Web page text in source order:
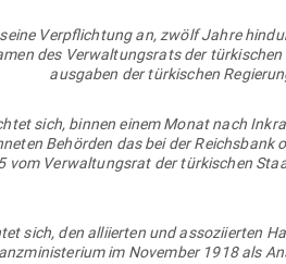
Ver­pflichtung an, zwölf Jahre
des Ver­wal­tungsrats der
aus­gaben der tür­ki­schen
sich, binnen einem Monat nach
Behörden das bei der
vom Ver­wal­tungsrat der tür­ki­schen
sich, den alli­ierten und asso­zi­ierten
im November 1918 als